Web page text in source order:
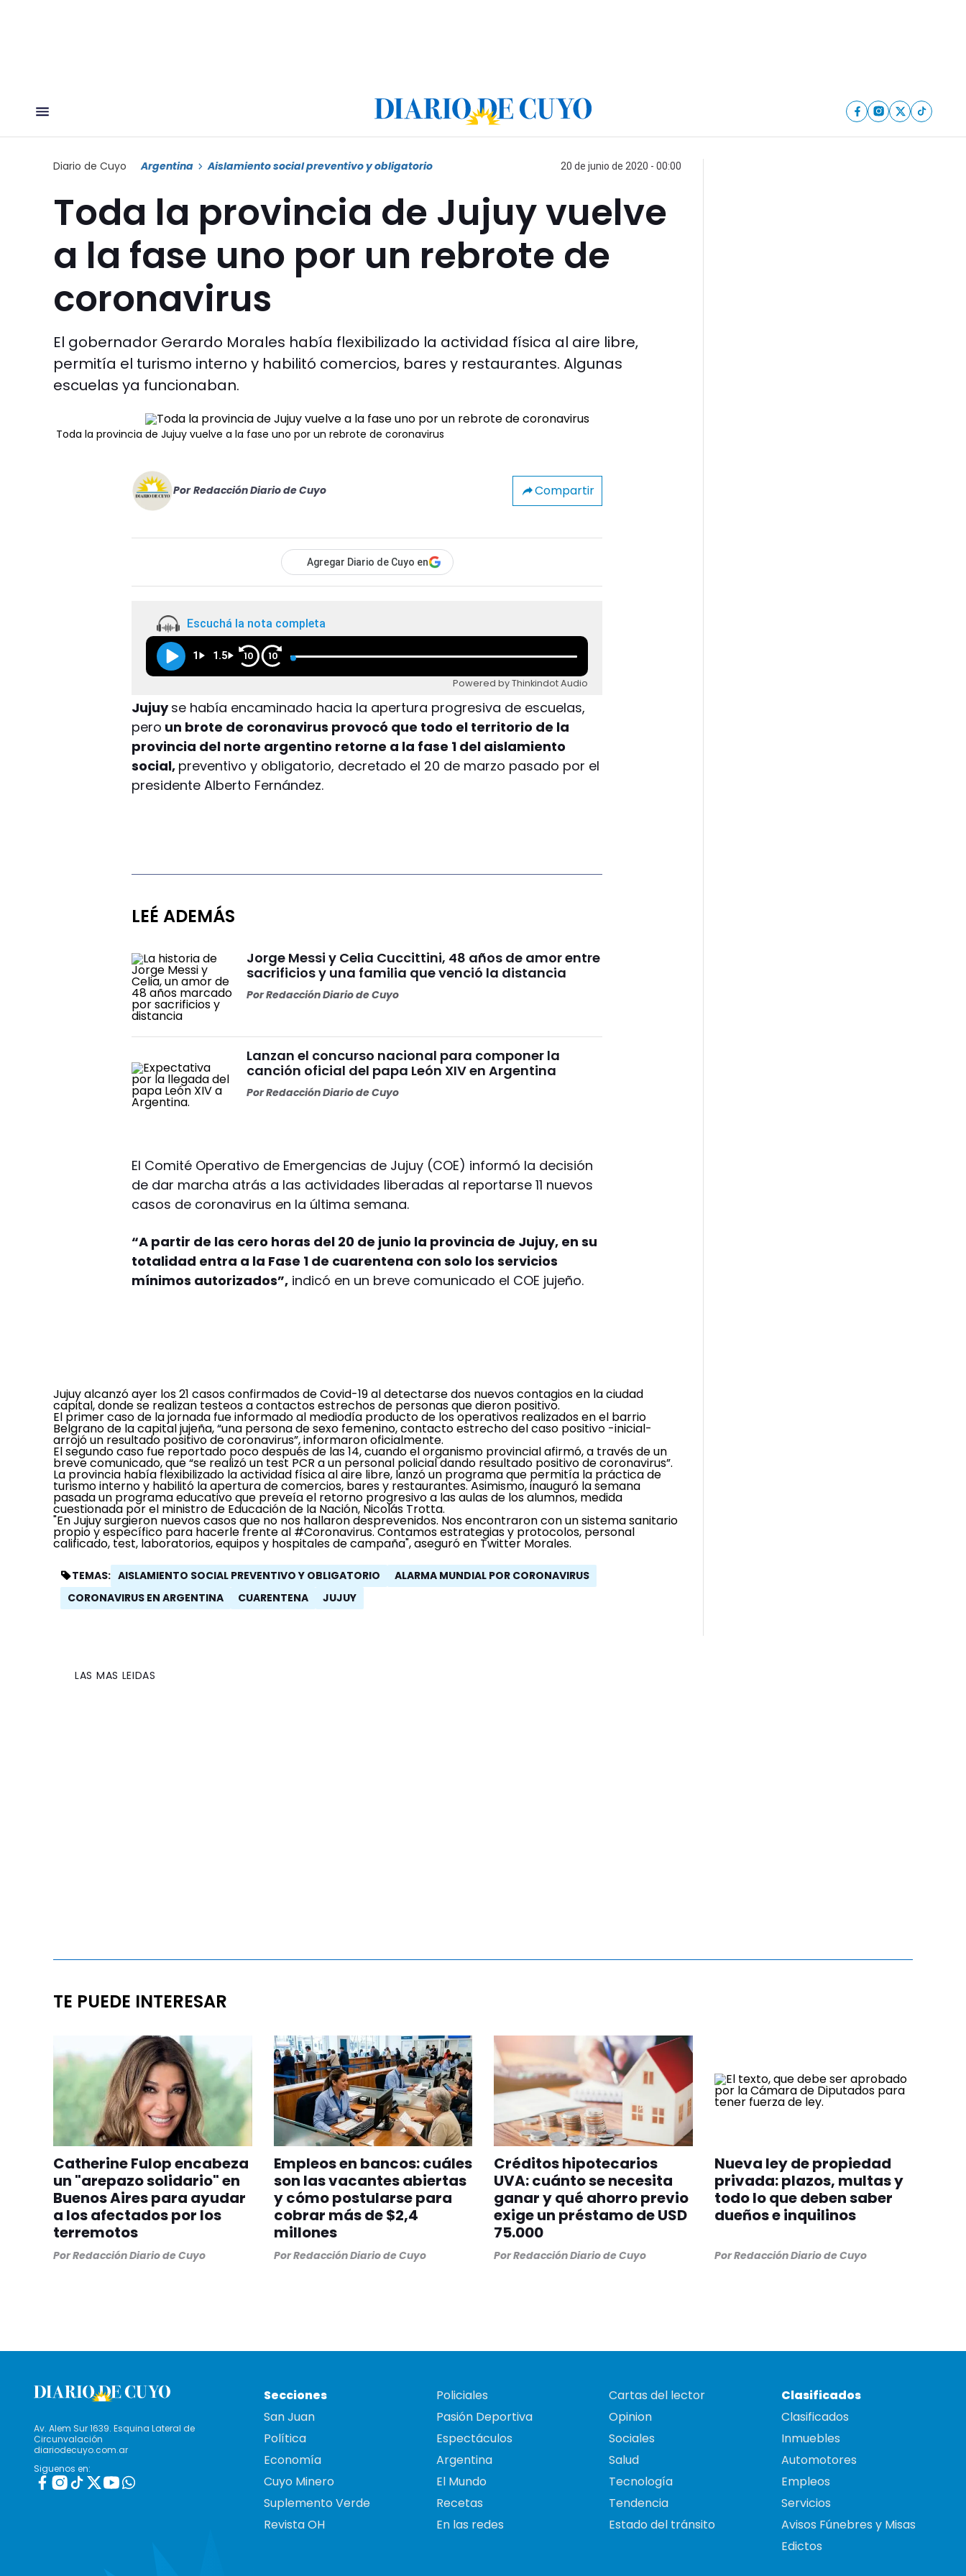
Diario de Cuyo Argentina Aislamiento social preventivo y obligatorio 20 de junio de 2020 - 00:00
Toda la provincia de Jujuy vuelve
a la fase uno por un rebrote de
coronavirus
El gobernador Gerardo Morales había flexibilizado la actividad física al aire libre,
permitía el turismo interno y habilitó comercios, bares y restaurantes. Algunas
escuelas ya funcionaban.
Toda la provincia de Jujuy vuelve a la fase uno por un rebrote de coronavirus
Por Redacción Diario de Cuyo Compartir
Agregar Diario de Cuyo en
Escuchá la nota completa
1 1.5 10 10
Powered by Thinkindot Audio
Jujuyse había encaminado hacia la apertura progresiva de escuelas,
pero un brote de coronavirus provocó que todo el territorio de la
provincia del norte argentino retorne a la fase 1 del aislamiento
social, preventivo y obligatorio, decretado el 20 de marzo pasado por el
presidente Alberto Fernández.
LEÉ ADEMÁS
Jorge Messi y Celia Cuccittini, 48 años de amor entre
sacrificios y una familia que venció la distancia
PorRedacción Diario de Cuyo
Lanzan el concurso nacional para componer la
canción oficial del papa León XIV en Argentina
PorRedacción Diario de Cuyo
El Comité Operativo de Emergencias de Jujuy (COE) informó la decisión
de dar marcha atrás a las actividades liberadas al reportarse 11 nuevos
casos de coronavirus en la última semana.
“A partir de las cero horas del 20 de junio la provincia de Jujuy, en su
totalidad entra a la Fase 1 de cuarentena con solo los servicios
mínimos autorizados”, indicó en un breve comunicado el COE jujeño.
Jujuy alcanzó ayer los 21 casos confirmados de Covid-19 al detectarse dos nuevos contagios en la ciudad
capital,donde se realizan testeos a contactos estrechos de personas que dieron positivo.
El primer caso de la jornada fue informado al mediodía producto de los operativos realizados en el barrio
Belgrano de la capital jujeña, “una persona de sexo femenino, contacto estrecho del caso positivo -inicial-
arrojó un resultado positivo de coronavirus”, informaron oficialmente.
El segundo caso fue reportado poco después de las 14, cuando el organismo provincial afirmó, a través de un
breve comunicado, que “se realizó un test PCR a un personal policial dando resultado positivo de coronavirus”.
La provincia había flexibilizado la actividad física al aire libre, lanzó un programa que permitía la práctica de
turismo interno y habilitó la apertura de comercios, bares y restaurantes.Asimismo, inauguró la semana
pasada un programa educativo que preveía el retorno progresivo a las aulas de los alumnos, medida
cuestionada por el ministro de Educación de la Nación, Nicolás Trotta.
"En Jujuy surgieron nuevos casos que no nos hallaron desprevenidos. Nos encontraron con un sistema sanitario
propio y específico para hacerle frente al #Coronavirus. Contamos estrategias y protocolos, personal
calificado, test, laboratorios, equipos y hospitales de campaña", aseguró en Twitter Morales.
TEMAS: AISLAMIENTO SOCIAL PREVENTIVO Y OBLIGATORIO
ALARMA MUNDIAL POR CORONAVIRUS
CORONAVIRUS EN ARGENTINA
CUARENTENA JUJUY
LAS MAS LEIDAS
TE PUEDE INTERESAR
Catherine Fulop encabeza
un "arepazo solidario" en
Buenos Aires para ayudar
a los afectados por los
terremotos
PorRedacción Diario de Cuyo
Empleos en bancos: cuáles
son las vacantes abiertas
y cómo postularse para
cobrar más de $2,4
millones
PorRedacción Diario de Cuyo
Créditos hipotecarios
UVA: cuánto se necesita
ganar y qué ahorro previo
exige un préstamo de USD
75.000
PorRedacción Diario de Cuyo
Nueva ley de propiedad
privada: plazos, multas y
todo lo que deben saber
dueños e inquilinos
PorRedacción Diario de Cuyo
Av. Alem Sur 1639. Esquina Lateral de
Circunvalación
diariodecuyo.com.ar
Siguenos en:
Secciones
San Juan
Política
Economía
Cuyo Minero
Suplemento Verde
Revista OH
Policiales
Pasión Deportiva
Espectáculos
Argentina
El Mundo
Recetas
En las redes
Cartas del lector
Opinion
Sociales
Salud
Tecnología
Tendencia
Estado del tránsito
Clasificados
Clasificados
Inmuebles
Automotores
Empleos
Servicios
Avisos Fúnebres y Misas
Edictos